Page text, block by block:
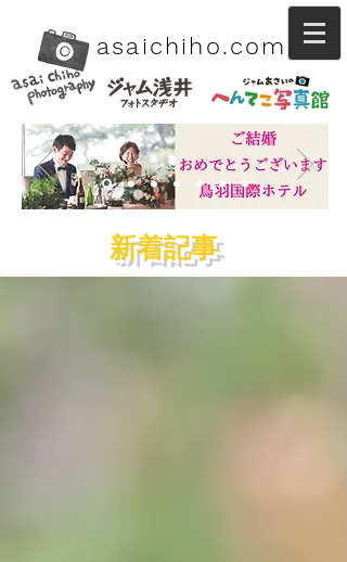
asaichiho.com
.
​新着記事